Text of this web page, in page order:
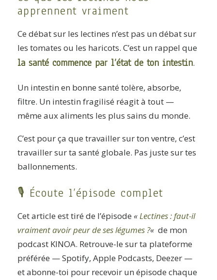
apprennent vraiment
Ce débat sur les lectines n’est pas un débat sur
les tomates ou les haricots. C’est un rappel que
la santé commence par l’état de ton intestin.
Un intestin en bonne santé tolère, absorbe,
filtre. Un intestin fragilisé réagit à tout —
même aux aliments les plus sains du monde.
C’est pour ça que travailler sur ton ventre, c’est
travailler sur ta santé globale. Pas juste sur tes
ballonnements.
🎙️ Écoute l’épisode complet
Cet article est tiré de l’épisode «Lectines : faut-il
vraiment avoir peur de ses légumes ?« de mon
podcast KINOA. Retrouve-le sur ta plateforme
préférée — Spotify, Apple Podcasts, Deezer —
et abonne-toi pour recevoir un épisode chaque